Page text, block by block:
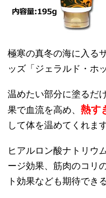
極寒の真冬の海に入る
ッズ「ジェラルド・ホ
温めたい部分に塗るだ
果で血流を高め、 熱す
して体を温めてくれます
ヒアルロン酸ナトリウ
ージ効果、筋肉のコリ
ト効果なども期待でき